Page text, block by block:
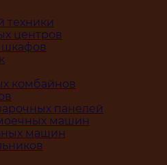
техники
центров
шкафов
комбайнов
панелей
машин
машин